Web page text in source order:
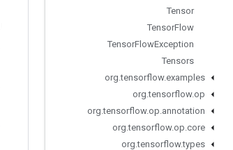
Tensor
TensorFlow
TensorFlowException
Tensors
org.tensorflow.examples
org.tensorflow.op
org.tensorflow.op.annotation
org.tensorflow.op.core
org.tensorflow.types